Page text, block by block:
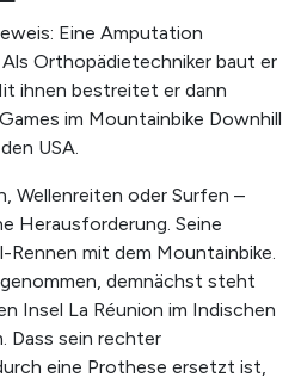
Eine Amputation
Orthopädietechniker baut er
ihnen bestreitet er dann
im Mountainbike Downhill
USA.
Wellenreiten oder Surfen –
Herausforderung. Seine
mit dem Mountainbike.
demnächst steht
Insel La Réunion im Indischen
Dass sein rechter
eine Prothese ersetzt ist,